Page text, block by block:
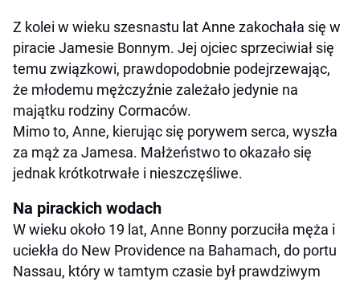
Z kolei w wieku szesnastu lat Anne zakochała się w
piracie Jamesie Bonnym. Jej ojciec sprzeciwiał się
temu związkowi, prawdopodobnie podejrzewając,
że młodemu mężczyźnie zależało jedynie na
majątku rodziny Cormaców.
Mimo to, Anne, kierując się porywem serca, wyszła
za mąż za Jamesa. Małżeństwo to okazało się
jednak krótkotrwałe i nieszczęśliwe.
Na pirackich wodach
W wieku około 19 lat, Anne Bonny porzuciła męża i
uciekła do New Providence na Bahamach, do portu
Nassau, który w tamtym czasie był prawdziwym